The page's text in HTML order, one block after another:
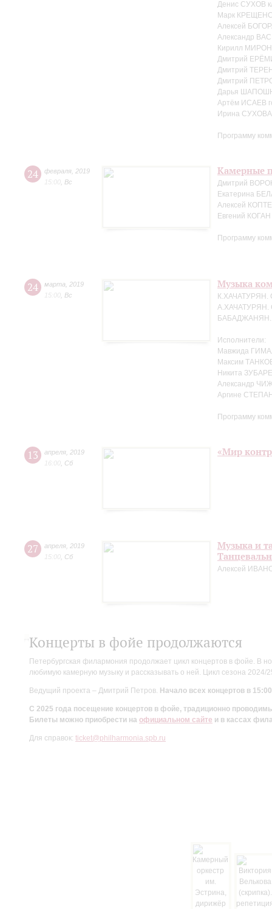
Денис СУХОВ
Марк
Алексей
Александр
Кирилл МИРОН
Дмитрий
Дмитрий
Дмитрий
Дарья
Артём ИСАЕВ
Ирина СУХОВА
Программу
24 февраля 2019
15:00 Вс
Камерные
Дмитрий
Екатерина
Алексей
Евгений
Программу
24 марта
2019
15:00 Вс
Музыка
К.ХАЧАТУРЯН.
А.ХАЧАТУРЯН.
БАБАДЖАНЯН.
Исполнители:
Мавжида
Максим
Никита
Александр
Аргине
Программу
13 апреля 2019
16:00 Сб
«Мир
27 апреля 2019
15:00 Сб
Музыка и
Алексей
Концерты в фойе продолжаются
Петербургская филармония продолжает цикл концертов в фойе. В
любимую камерную музыку и рассказывать о ней. Цикл сезона
Ведущий проекта – Дмитрий Петров. Начало всех концертов в
С 2025 года посещение концертов в фойе, традиционно
Билеты можно приобрести на официальном сайте и в кассах
Для справок: ticket@philharmonia.spb.ru